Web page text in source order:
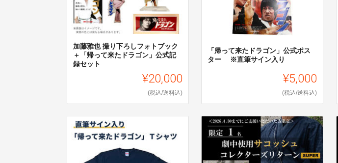
加藤雅也 撮り下ろしフォトブック
＋「帰って来たドラゴン」公式記
録セット
¥20,000
(税込/送料込)
「帰って来たドラゴン」公式ポス
ター ※直筆サイン入り
¥5,000
(税込/送料込)